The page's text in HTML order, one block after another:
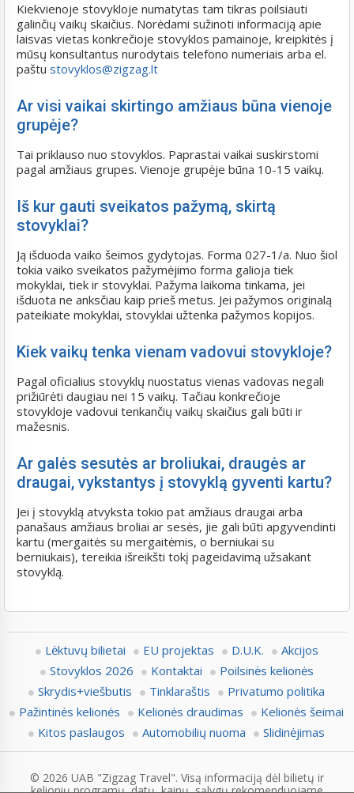
Kiekvienoje stovykloje numatytas tam tikras poilsiauti
galinčių vaikų skaičius. Norėdami sužinoti informaciją apie
laisvas vietas konkrečioje stovyklos pamainoje, kreipkitės į
mūsų konsultantus nurodytais telefono numeriais arba el.
paštu stovyklos@zigzag.lt
Ar visi vaikai skirtingo amžiaus būna vienoje
grupėje?
Tai priklauso nuo stovyklos. Paprastai vaikai suskirstomi
pagal amžiaus grupes. Vienoje grupėje būna 10-15 vaikų.
Iš kur gauti sveikatos pažymą, skirtą
stovyklai?
Ją išduoda vaiko šeimos gydytojas. Forma 027-1/a. Nuo šiol
tokia vaiko sveikatos pažymėjimo forma galioja tiek
mokyklai, tiek ir stovyklai. Pažyma laikoma tinkama, jei
išduota ne anksčiau kaip prieš metus. Jei pažymos originalą
pateikiate mokyklai, stovyklai užtenka pažymos kopijos.
Kiek vaikų tenka vienam vadovui stovykloje?
Pagal oficialius stovyklų nuostatus vienas vadovas negali
prižiūrėti daugiau nei 15 vaikų. Tačiau konkrečioje
stovykloje vadovui tenkančių vaikų skaičius gali būti ir
mažesnis.
Ar galės sesutės ar broliukai, draugės ar
draugai, vykstantys į stovyklą gyventi kartu?
Jei į stovyklą atvyksta tokio pat amžiaus draugai arba
panašaus amžiaus broliai ar sesės, jie gali būti apgyvendinti
kartu (mergaitės su mergaitėmis, o berniukai su
berniukais), tereikia išreikšti tokį pageidavimą užsakant
stovyklą.
Lėktuvų bilietai EU projektas D.U.K.
Akcijos
Stovyklos 2026
Kontaktai
Poilsinės kelionės
Skrydis+viešbutis
Tinklaraštis
Privatumo politika
Pažintinės kelionės
Kelionės draudimas
Kelionės šeimai
Kitos paslaugos
Automobilių nuoma Slidinėjimas
© 2026 UAB "Zigzag Travel". Visą informaciją dėl bilietų ir